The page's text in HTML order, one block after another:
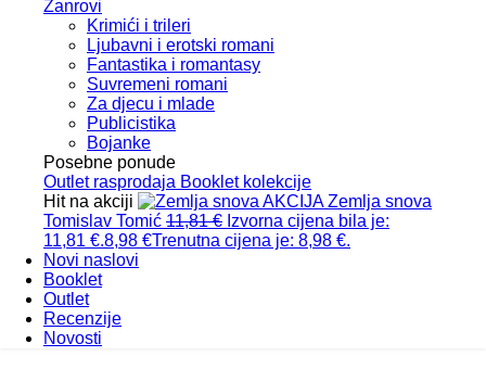
Žanrovi
Krimići i trileri
Ljubavni i erotski romani
Fantastika i romantasy
Suvremeni romani
Za djecu i mlade
Publicistika
Bojanke
Posebne ponude
Outlet rasprodaja Booklet kolekcije
Hit na akciji
AKCIJA Zemlja snova
Tomislav Tomić 11,81€ Izvorna cijena bila je:
11,81 €.8,98 €Trenutna cijena je: 8,98 €.
Novi naslovi
Booklet
Outlet
Recenzije
Novosti